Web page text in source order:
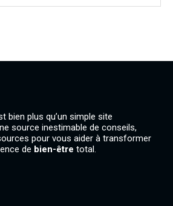
bien plus qu’un simple site
source inestimable de conseils,
pour vous aider à transformer
de bien-être total.